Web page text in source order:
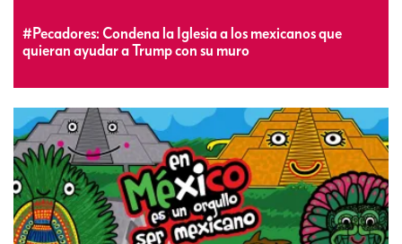
#Pecadores: Condena la Iglesia a los mexicanos que
quieran ayudar a Trump con su muro